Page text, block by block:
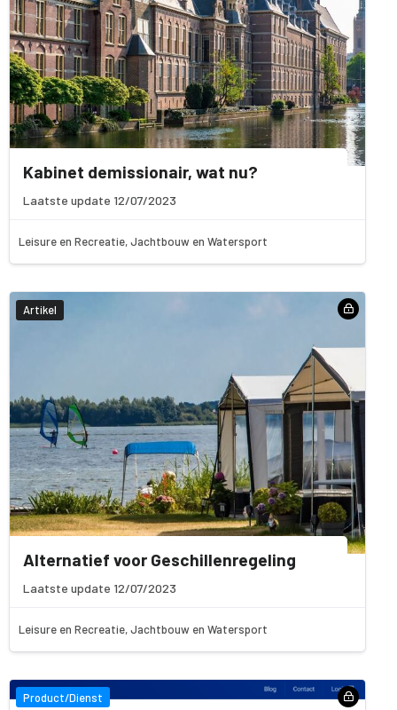
Kabinet demissionair, wat nu?
Laatste update 12/07/2023
Leisure en Recreatie, Jachtbouw en Watersport
Artikel
Alternatief voor Geschillenregeling
Laatste update 12/07/2023
Leisure en Recreatie, Jachtbouw en Watersport
Product/Dienst